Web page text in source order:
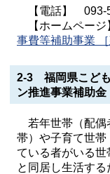
【電話】 093-
【ホームペー
事費等補助事業 ［
2-3 福岡県こども
ン推進事業補助
若年世帯（配偶
帯）や子育て世帯
ている者がいる
と同居し生活す